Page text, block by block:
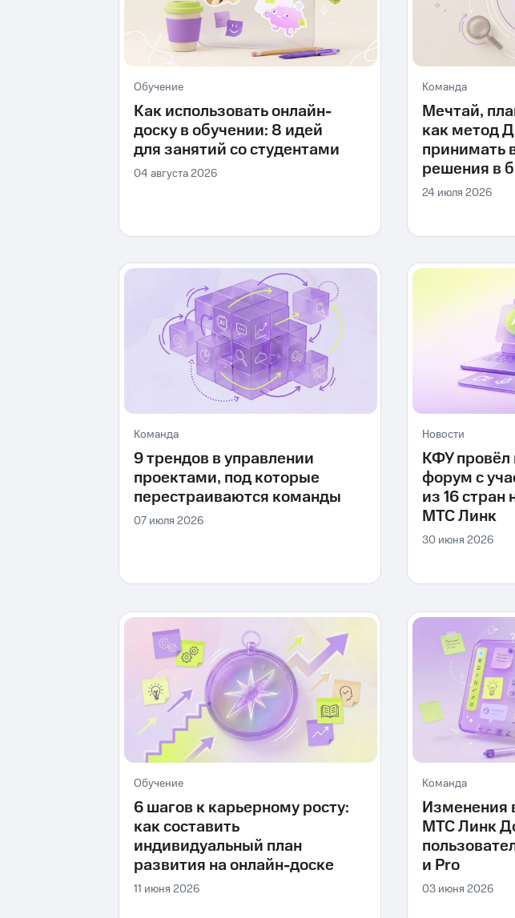
Обучение
Как использовать онлайн-
доску в обучении: 8 идей
для занятий со студентами
04 августа 2026
Команда
Мечтай,
как метод
принимать
решения в
24 июля 2026
Команда
9 трендов в управлении
проектами, под которые
перестраиваются команды
07 июля 2026
Новости
КФУ
форум с
из 16
МТС Линк
30 июня 2026
Обучение
6 шагов к карьерному росту:
как составить
индивидуальный план
развития на онлайн-доске
11 июня 2026
Команда
Изменения
МТС Линк
и Pro
03 июня 2026